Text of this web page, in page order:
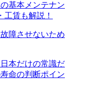
基本メンテナン
工賃も解説！
障させないため
本だけの常識だ
命の判断ポイン